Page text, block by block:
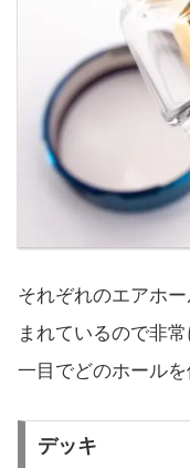
それぞれのエアホ
まれているので非常
一目でどのホールを
デッキ